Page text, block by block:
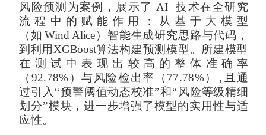
风险预测为案例， 展示了AI
技术在全研究
流程中的赋能作用：从基于大模型
（如 WindAlice）智能生成研究思路与代码，
到利用XGBoost算法构建预测模型。所建模型
在测试中表现出较高的整体准 确率
（ 92.78% ）与风险检出率（ 77.78%）， 且通
过引入 “预警阈值动态校准”和“风险等级精细
划分”模块，进一步增强了模型的实用性与适
应性。